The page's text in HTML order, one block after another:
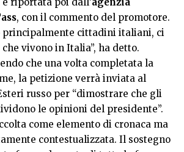
, con il commento del promotore.
principalmente cittadini italiani, ci
vivono in Italia”, ha detto.
che una volta completata la
la petizione verrà inviata al
russo per “dimostrare che gli
le opinioni del presidente”.
come elemento di cronaca ma
contestualizzata. Il sostegno